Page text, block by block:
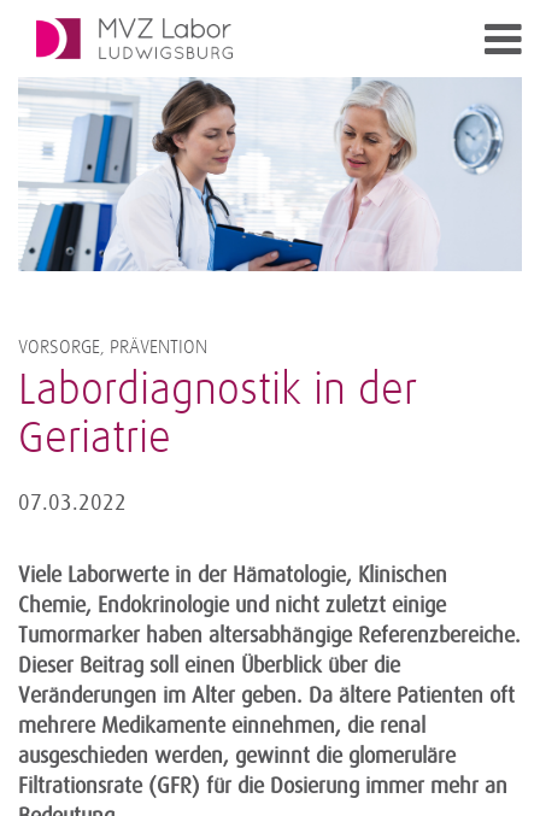
VORSORGE, PRÄVENTION
Labordiagnostik in der
Geriatrie
07.03.2022
Viele Laborwerte in der Hämatologie, Klinischen
Chemie, Endokrinologie und nicht zuletzt einige
Tumormarker haben altersabhängige Referenzbereiche.
Dieser Beitrag soll einen Überblick über die
Veränderungen im Alter geben. Da ältere Patienten oft
mehrere Medikamente einnehmen, die renal
ausgeschieden werden, gewinnt die glomeruläre
Filtrationsrate (GFR) für die Dosierung immer mehr an